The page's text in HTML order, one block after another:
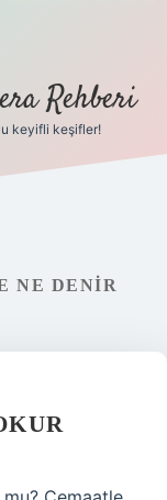
Rehberi
keyifli keşifler!
NE DENIR